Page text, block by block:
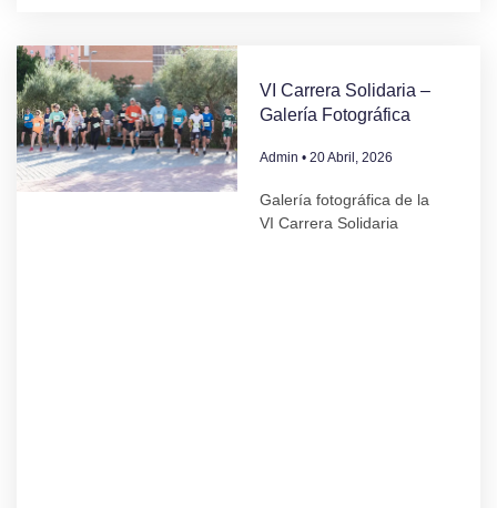
VI Carrera Solidaria –
Galería Fotográfica
Admin 20 Abril, 2026
Galería fotográfica de la
VI Carrera Solidaria